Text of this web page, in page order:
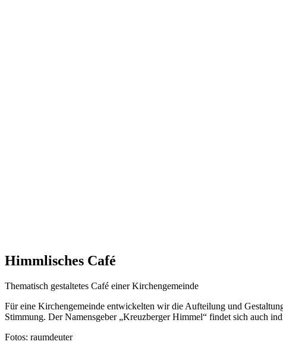
Himmlisches Café
Thematisch gestaltetes Café einer Kirchengemeinde
Für eine Kirchengemeinde entwickelten wir die Aufteilung und
Stimmung. Der Namensgeber „Kreuzberger Himmel“ findet sich auch
Fotos: raumdeuter